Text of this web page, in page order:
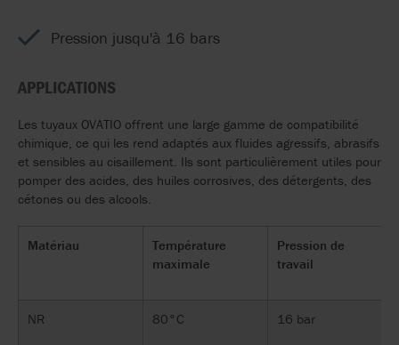
Pression jusqu'à 16 bars
APPLICATIONS
Les tuyaux OVATIO offrent une large gamme de compatibilité
chimique ce qui les rend adaptés aux fluides agressifs abrasifs
et sensibles au cisaillement . Ils sont particulièrement utiles pour
pomper des acides , des huiles corrosives , des détergents , des
cétones ou des alcools
Matériau
Température
maximale
Pression de
travail
NR 80°C 16 bar